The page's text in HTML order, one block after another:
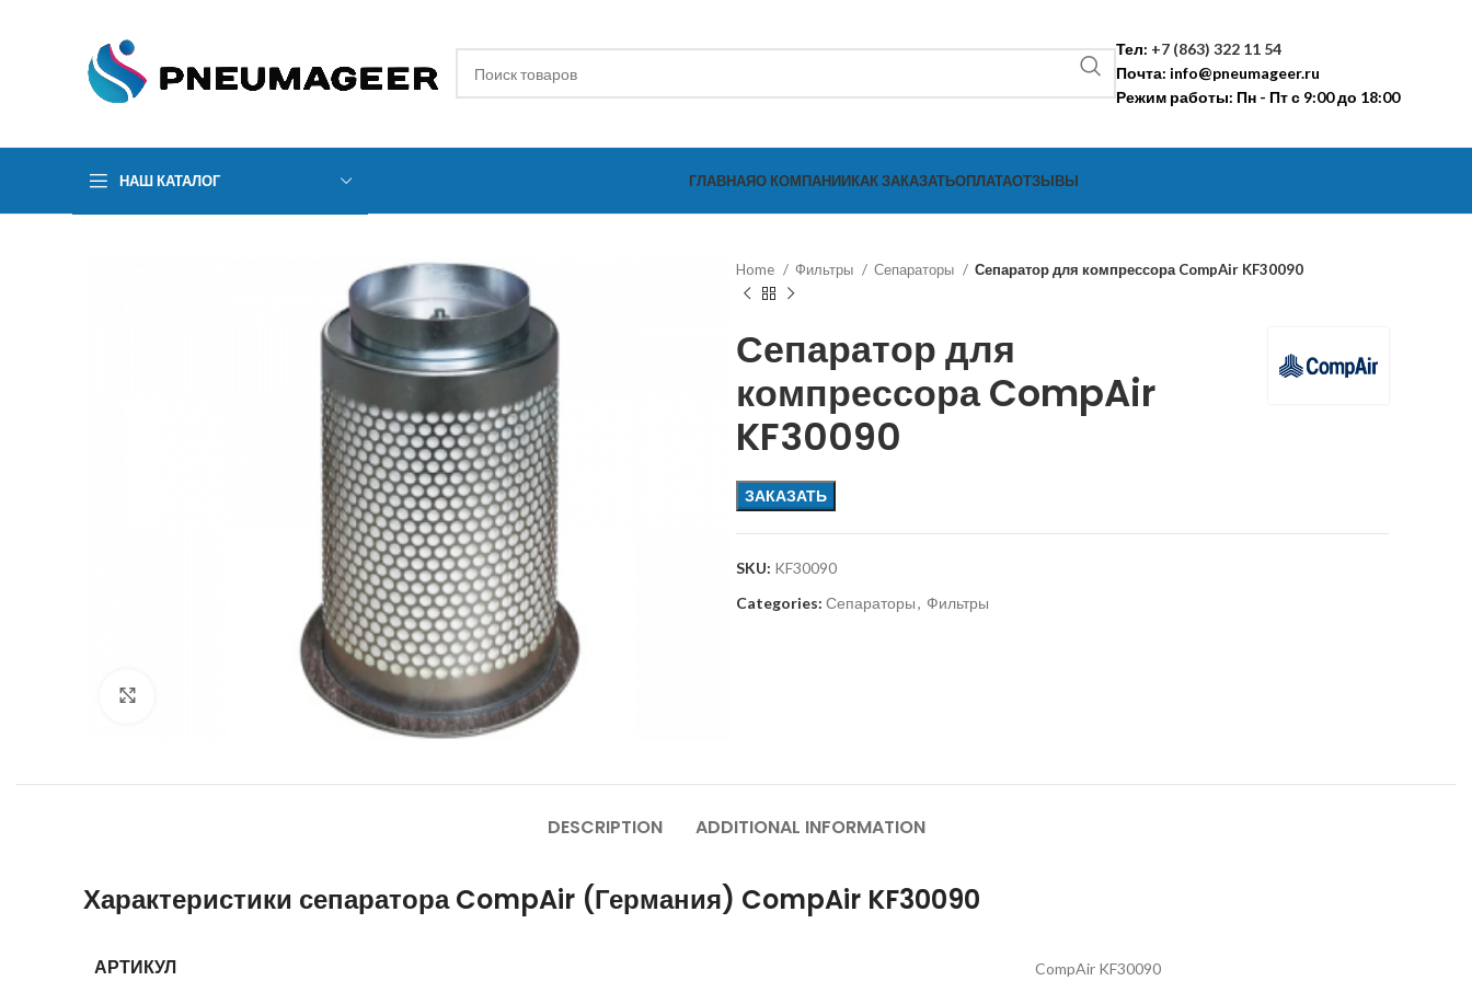
Тел: +7 (863) 322 11 54
Почта: info@pneumageer.ru
Режим работы: Пн - Пт с 9:00 до 18:00
НАШ КАТАЛОГ ГЛАВНАЯО КОМПАНИИКАК ЗАКАЗАТЬОПЛАТАОТЗЫВЫ
Home Фильтры Сепараторы Сепаратор для компрессора CompAir KF30090
Сепаратор для
компрессора CompAir
KF30090
ЗАКАЗАТЬ
SKU: KF30090
Categories: Сепараторы, Фильтры
DESCRIPTION ADDITIONAL INFORMATION
Характеристики сепаратора CompAir (Германия) CompAir KF30090
АРТИКУЛ CompAir KF30090